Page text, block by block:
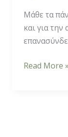
Μάθε τα
και για
Read More »